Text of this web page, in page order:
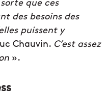
des besoins des
puissent y
Chauvin. C’est assez
».